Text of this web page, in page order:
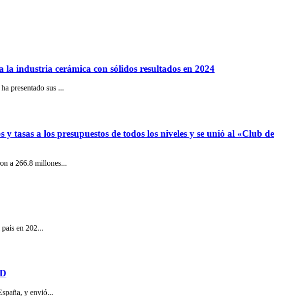
industria cerámica con sólidos resultados en 2024
presentado sus ...
tasas a los presupuestos de todos los niveles y se unió al «Club de
a 266.8 millones...
en 202...
y envió...